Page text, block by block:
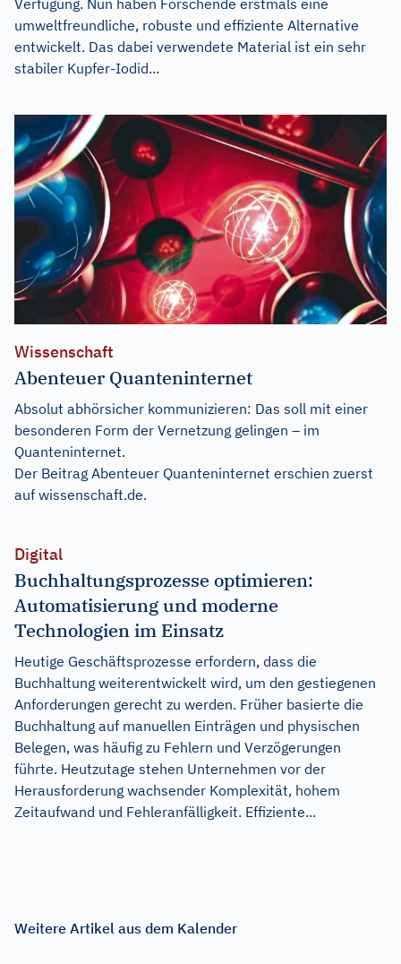
Verfügung. Nun haben Forschende erstmals eine
umweltfreundliche, robuste und effiziente Alternative
entwickelt. Das dabei verwendete Material ist ein sehr
stabiler Kupfer-Iodid...
Wissenschaft
Abenteuer Quanteninternet
Absolut abhörsicher kommunizieren: Das soll mit einer
besonderen Form der Vernetzung gelingen – im
Quanteninternet.
Der Beitrag Abenteuer Quanteninternet erschien zuerst
auf wissenschaft.de.
Digital
Buchhaltungsprozesse optimieren:
Automatisierung und moderne
Technologien im Einsatz
Heutige Geschäftsprozesse erfordern, dass die
Buchhaltung weiterentwickelt wird, um den gestiegenen
Anforderungen gerecht zu werden. Früher basierte die
Buchhaltung auf manuellen Einträgen und physischen
Belegen, was häufig zu Fehlern und Verzögerungen
führte. Heutzutage stehen Unternehmen vor der
Herausforderung wachsender Komplexität, hohem
Zeitaufwand und Fehleranfälligkeit. Effiziente...
Weitere Artikel aus dem Kalender